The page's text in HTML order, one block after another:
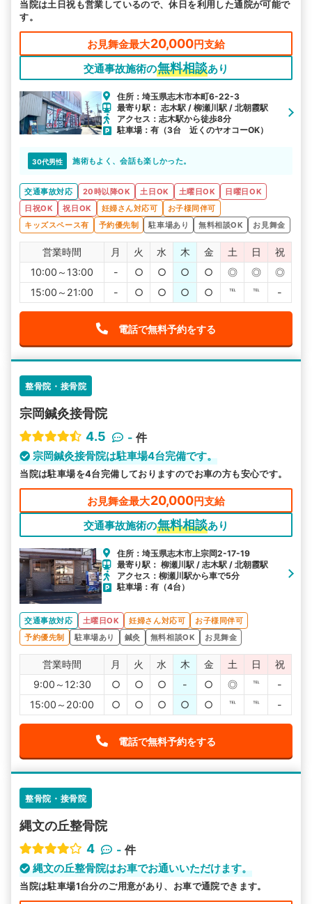
当院は土日祝も営業しているので、休日を利用した通院が可能で
す。
お見舞金最大20,000円支給
交通事故施術の無料相談あり
住所：埼玉県志木市本町6-22-3
最寄り駅： 志木駅 / 柳瀬川駅 / 北朝霞駅
アクセス：志木駅から徒歩8分
駐車場：有（3台 近くのヤオコーOK）
30代男性 施術もよく、会話も楽しかった。
交通事故対応 20時以降OK 土日OK 土曜日OK
日曜日OK
日祝OK
祝日OK 妊婦さん対応可
お子様同伴可
キッズスペース有
予約優先制 駐車場あり 無料相談OK お見舞金
営業時間 月 火 水 木 金 土 日
祝
10:00～13:00
- ○ ○ ○ ○ ◎ ◎
◎
15:00～21:00
- ○ ○ ○ ○ ℡ ℡ -
電話で無料予約をする
整骨院・接骨院
宗岡鍼灸接骨院
4.5
- 件
宗岡鍼灸接骨院は駐車場4台完備です。
当院は駐車場を4台完備しておりますのでお車の方も安心です。
お見舞金最大20,000円支給
交通事故施術の無料相談あり
住所：埼玉県志木市上宗岡2-17-19
最寄り駅： 柳瀬川駅 / 志木駅 / 北朝霞駅
アクセス：柳瀬川駅から車で5分
駐車場：有（4台）
交通事故対応 土曜日OK 妊婦さん対応可
お子様同伴可
予約優先制
駐車場あり 鍼灸 無料相談OK お見舞金
営業時間 月 火 水 木 金 土 日
祝
9:00～12:30
○ ○ ○ - ○ ◎ ℡
-
15:00～20:00
○ ○ ○ ○ ○ ℡ ℡ -
電話で無料予約をする
整骨院・接骨院
縄文の丘整骨院
4
- 件
縄文の丘整骨院はお車でお通いいただけます。
当院は駐車場1台分のご用意があり、お車で通院できます。